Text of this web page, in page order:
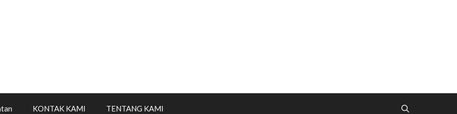
KONTAK KAMI TENTANG KAMI